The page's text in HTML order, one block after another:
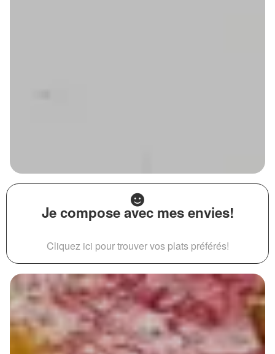
Je compose avec mes envies!
Cliquez ici pour trouver vos plats préférés!